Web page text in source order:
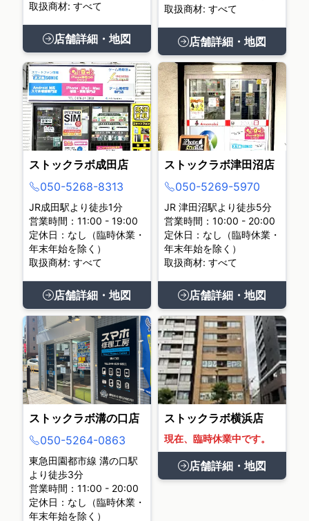
取扱商材: すべて
店舗詳細・地図
取扱商材: すべて
店舗詳細・地図
ストックラボ成田店
050-5268-8313
JR成田駅より徒歩1分
営業時間：11:00 - 19:00
定休日：なし（臨時休業・
年末年始を除く）
取扱商材: すべて
店舗詳細・地図
ストックラボ津田沼店
050-5269-5970
JR 津田沼駅より徒歩5分
営業時間：10:00 - 20:00
定休日：なし（臨時休業・
年末年始を除く）
取扱商材: すべて
店舗詳細・地図
ストックラボ溝の口店
050-5264-0863
東急田園都市線 溝の口駅
より徒歩3分
営業時間：11:00 - 20:00
定休日：なし（臨時休業・
年末年始を除く）
ストックラボ横浜店
現在、臨時休業中です。
店舗詳細・地図